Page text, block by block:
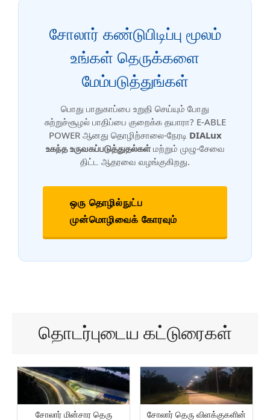
சோலார் கண்டுபிடிப்பு மூலம்
உங்கள் தெருக்களை
மேம்படுத்துங்கள்
பொது பாதுகாப்பை உறுதி செய்யும் போது
சுற்றுச்சூழல் பாதிப்பை குறைக்க தயாரா? E-ABLE
POWER ஆனது தொழிற்சாலை-நேரடி DIALux
உகந்த உருவகப்படுத்துதல்கள்மற்றும் முழு-சேவை
திட்ட ஆதரவை வழங்குகிறது.
ஒரு தொழில்நுட்ப
முன்மொழிவைக் கோரவும்
தொடர்புடைய கட்டுரைகள்
சோலார் மின்சார தெரு
சோலார் தெரு விளக்குகளின்